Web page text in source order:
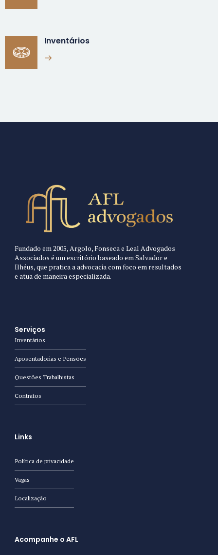
Inventários
Fundado em 2005, Argolo, Fonseca e Leal Advogados
Associados é um escritório baseado em Salvador e
Ilhéus, que pratica a advocacia com foco em resultados
e atua de maneira especializada.
Serviços
Inventários
Aposentadorias e Pensões
Questões Trabalhistas
Contratos
Links
Política de privacidade
Vagas
Localização
Acompanhe o AFL